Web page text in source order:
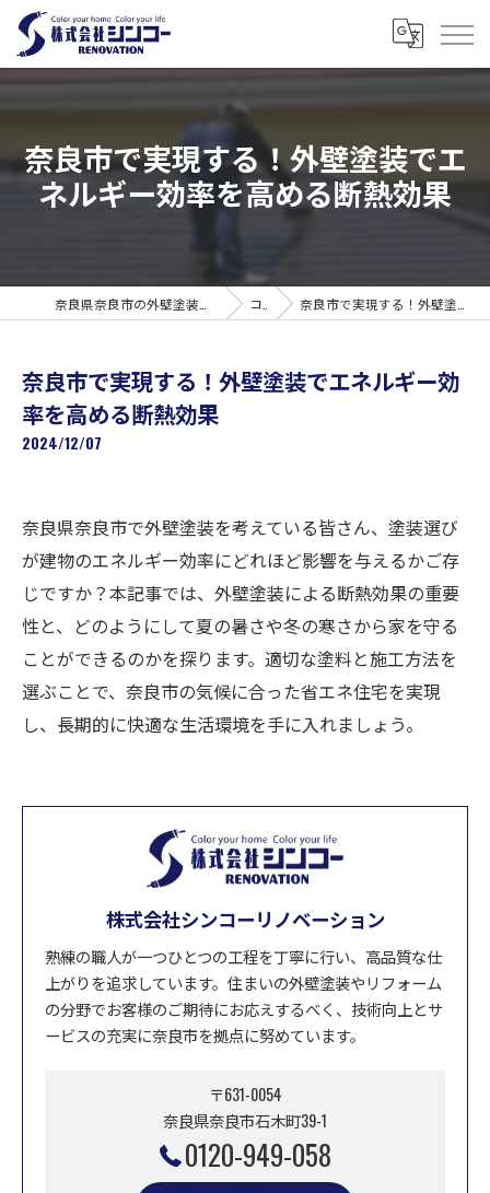
奈良市で実現する！外壁塗装でエ
ネルギー効率を高める断熱効果
コラム 奈良市で実現する！外壁塗装でエネルギー効率を高める断熱効果
奈良市で実現する！外壁塗装でエネルギー効
率を高める断熱効果
2024/12/07
奈良県奈良市で外壁塗装を考えている皆さん、塗装選び
が建物のエネルギー効率にどれほど影響を与えるかご存
じですか？本記事では、外壁塗装による断熱効果の重要
性と、どのようにして夏の暑さや冬の寒さから家を守る
ことができるのかを探ります。適切な塗料と施工方法を
選ぶことで、奈良市の気候に合った省エネ住宅を実現
し、長期的に快適な生活環境を手に入れましょう。
株式会社シンコーリノベーション
熟練の職人が一つひとつの工程を丁寧に行い、高品質な仕
上がりを追求しています。住まいの外壁塗装やリフォーム
の分野でお客様のご期待にお応えするべく、技術向上とサ
ービスの充実に奈良市を拠点に努めています。
〒631-0054
奈良県奈良市石木町39-1
0120-949-058